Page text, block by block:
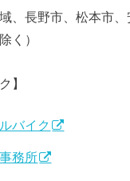
、長野市、松本市、
く）
】
バイク
務所